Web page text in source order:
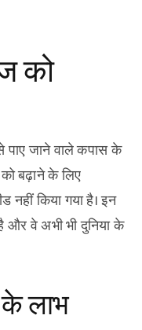
को
पाए जाने वाले कपास के
को बढ़ाने के लिए
किया गया है। इन
और वे अभी भी दुनिया के
लाभ